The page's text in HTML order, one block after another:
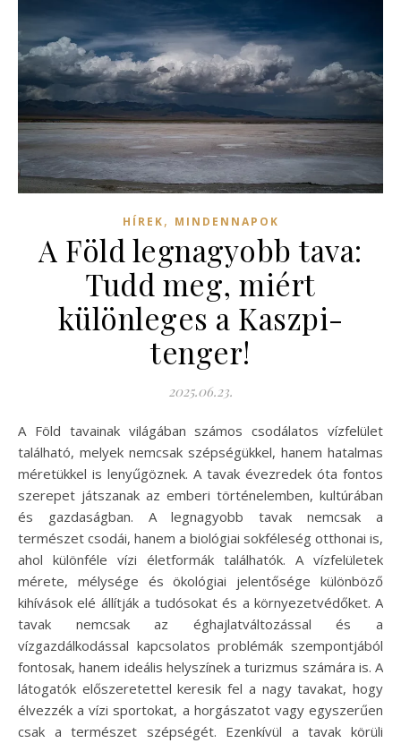
HÍREK, MINDENNAPOK
A Föld legnagyobb tava:
Tudd meg, miért
különleges a Kaszpi-
tenger!
2025.06.23.
A Föld tavainak világában számos csodálatos vízfelület
található, melyek nemcsak szépségükkel, hanem hatalmas
méretükkel is lenyűgöznek. A tavak évezredek óta fontos
szerepet játszanak az emberi történelemben, kultúrában
és gazdaságban. A legnagyobb tavak nemcsak a
természet csodái, hanem a biológiai sokféleség otthonai is,
ahol különféle vízi életformák találhatók. A vízfelületek
mérete, mélysége és ökológiai jelentősége különböző
kihívások elé állítják a tudósokat és a környezetvédőket. A
tavak nemcsak az éghajlatváltozással és a
vízgazdálkodással kapcsolatos problémák szempontjából
fontosak, hanem ideális helyszínek a turizmus számára is. A
látogatók előszeretettel keresik fel a nagy tavakat, hogy
élvezzék a vízi sportokat, a horgászatot vagy egyszerűen
csak a természet szépségét. Ezenkívül a tavak körüli